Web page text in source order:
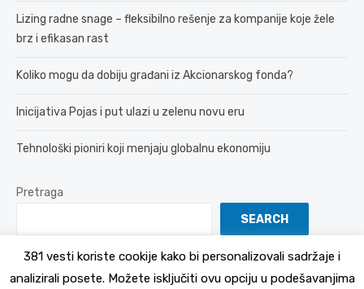
Lizing radne snage – fleksibilno rešenje za kompanije koje žele
brz i efikasan rast
Koliko mogu da dobiju građani iz Akcionarskog fonda?
Inicijativa Pojas i put ulazi u zelenu novu eru
Tehnološki pioniri koji menjaju globalnu ekonomiju
Pretraga
SEARCH
381 vesti koriste cookije kako bi personalizovali sadržaje i
analizirali posete. Možete isključiti ovu opciju u podešavanjima